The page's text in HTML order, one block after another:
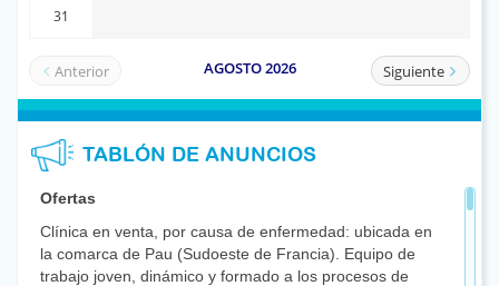
TABLÓN DE ANUNCIOS
Ofertas
Clínica en venta, por causa de enfermedad: ubicada en
la comarca de Pau (Sudoeste de Francia). Equipo de
trabajo joven, dinámico y formado a los procesos de